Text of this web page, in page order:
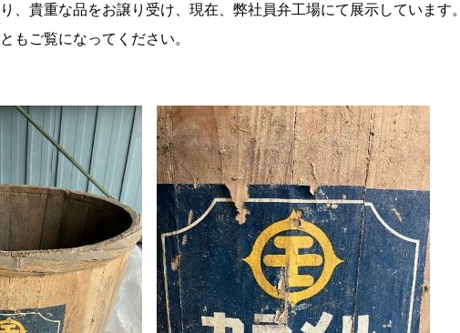
、貴重な品をお譲り受け、現在、弊社員弁工場にて展示しています。
もご覧になってください。